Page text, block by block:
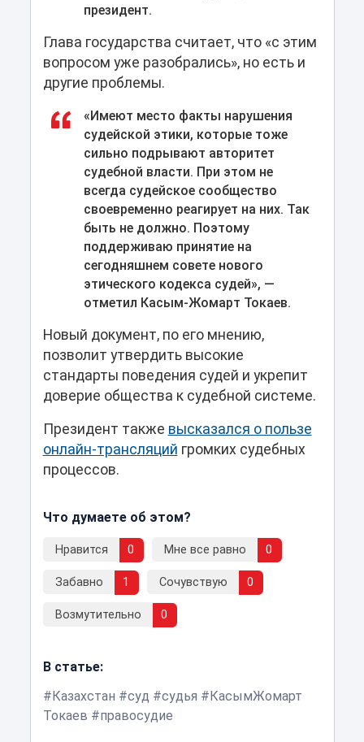
президент.
Глава государства считает, что «с этим
вопросом уже разобрались», но есть и
другие проблемы.
«Имеют место факты нарушения
судейской этики, которые тоже
сильно подрывают авторитет
судебной власти. При этом не
всегда судейское сообщество
своевременно реагирует на них. Так
быть не должно. Поэтому
поддерживаю принятие на
сегодняшнем совете нового
этического кодекса судей», —
отметил Касым-Жомарт Токаев.
Новый документ, по его мнению,
позволит утвердить высокие
стандарты поведения судей и укрепит
доверие общества к судебной системе.
Президент также высказался о пользе
онлайн-трансляций громких судебных
процессов.
Что думаете об этом?
Нравится 0 Мне все равно 0
Забавно 1 Сочувствую 0
Возмутительно 0
В статье:
Казахстан
суд судья
КасымЖомарт
Токаев
правосудие